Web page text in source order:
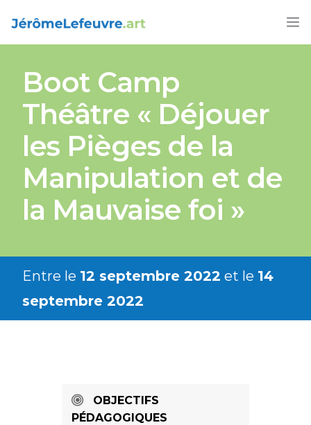
AGENDA 2025-26
ARTICLES
LIVRES
CONTACT
FRANÇAIS
Boot Camp
Théâtre « Déjouer
les Pièges de la
Manipulation et de
la Mauvaise foi »
Entre le 12 septembre 2022 et le 14
septembre 2022
OBJECTIFS
PÉDAGOGIQUES